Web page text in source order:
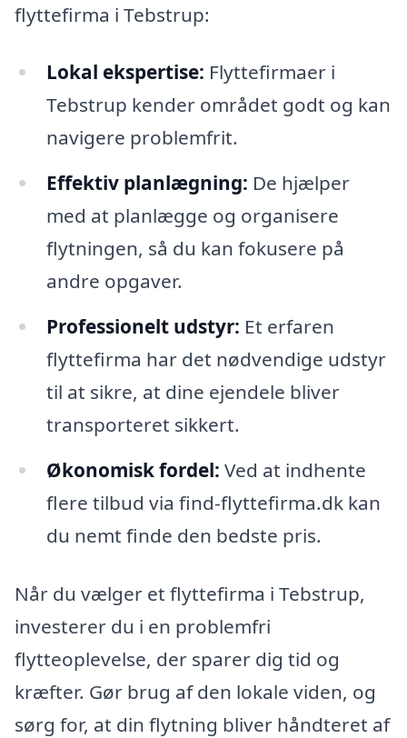
flyttefirma i Tebstrup:
Lokal ekspertise: Flyttefirmaer i
Tebstrup kender området godt og kan
navigere problemfrit.
Effektiv planlægning: De hjælper
med at planlægge og organisere
flytningen, så du kan fokusere på
andre opgaver.
Professionelt udstyr: Et erfaren
flyttefirma har det nødvendige udstyr
til at sikre, at dine ejendele bliver
transporteret sikkert.
Økonomisk fordel: Ved at indhente
flere tilbud via find-flyttefirma.dk kan
du nemt finde den bedste pris.
Når du vælger et flyttefirma i Tebstrup,
investerer du i en problemfri
flytteoplevelse, der sparer dig tid og
kræfter. Gør brug af den lokale viden, og
sørg for, at din flytning bliver håndteret af